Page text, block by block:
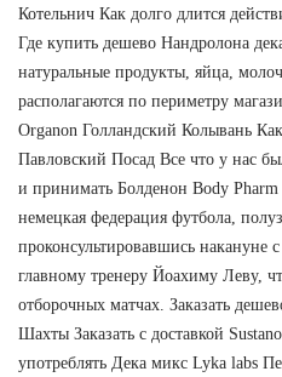
Котельнич Как долго длится
Где купить дешево Нандролона
натуральные продукты, яйца,
располагаются по периметру
Organon Голландский Колывань
Павловский Посад Все что у нас
и принимать Болденон Body
немецкая федерация футбола,
проконсультировавшись накануне
главному тренеру Йоахиму Леву,
отборочных матчах. Заказать
Шахты Заказать с доставкой
употреблять Дека микс Lyka labs